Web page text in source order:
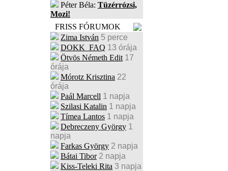
Péter Béla: Tüzérrózsi,
Mozi!
FRISS FÓRUMOK
Zima István 5 perce
DOKK_FAQ 13 órája
Ötvös Németh Edit 17
órája
Mórotz Krisztina 22
órája
Paál Marcell 1 napja
Szilasi Katalin 1 napja
Tímea Lantos 1 napja
Debreczeny György 1
napja
Farkas György 2 napja
Bátai Tibor 2 napja
Kiss-Teleki Rita 3 napja